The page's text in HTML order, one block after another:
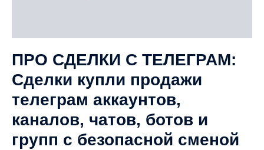
ПРО СДЕЛКИ С ТЕЛЕГРАМ:
Сделки купли продажи
телеграм аккаунтов,
каналов, чатов, ботов и
групп с безопасной сменой